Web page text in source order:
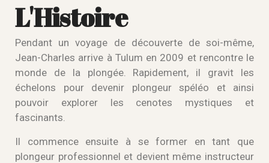
L'Histoire
Pendant un voyage de découverte de soi-même,
Jean-Charles arrive à Tulum en 2009 et rencontre le
monde de la plongée. Rapidement, il gravit les
échelons pour devenir plongeur spéléo et ainsi
pouvoir explorer les cenotes mystiques et
fascinants.
Il commence ensuite à se former en tant que
plongeur professionnel et devient même instructeur